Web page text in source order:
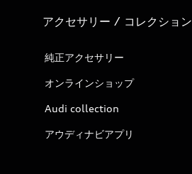
アクセサリー / コレクション
純正アクセサリー
オンラインショップ
Audi collection
アウディナビアプリ